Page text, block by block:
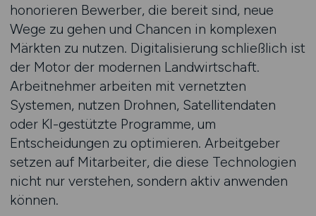
honorieren Bewerber, die bereit sind, neue
Wege zu gehen und Chancen in komplexen
Märkten zu nutzen. Digitalisierung schließlich ist
der Motor der modernen Landwirtschaft.
Arbeitnehmer arbeiten mit vernetzten
Systemen, nutzen Drohnen, Satellitendaten
oder KI-gestützte Programme, um
Entscheidungen zu optimieren. Arbeitgeber
setzen auf Mitarbeiter, die diese Technologien
nicht nur verstehen, sondern aktiv anwenden
können.